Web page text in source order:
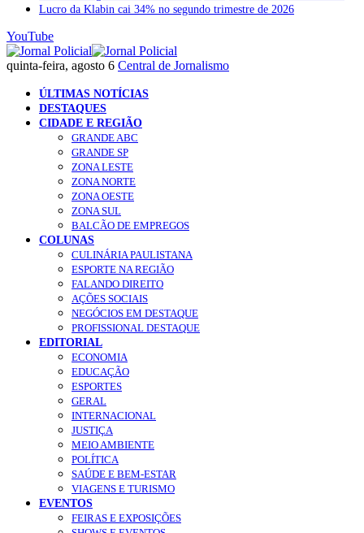
Lucro da Klabin cai 34% no segundo trimestre de 2026
YouTube
quinta-feira, agosto 6 Central de Jornalismo
ÚLTIMAS NOTÍCIAS
DESTAQUES
CIDADE E REGIÃO
GRANDE ABC
GRANDE SP
ZONA LESTE
ZONA NORTE
ZONA OESTE
ZONA SUL
BALCÃO DE EMPREGOS
COLUNAS
CULINÁRIA PAULISTANA
ESPORTE NA REGIÃO
FALANDO DIREITO
AÇÕES SOCIAIS
NEGÓCIOS EM DESTAQUE
PROFISSIONAL DESTAQUE
EDITORIAL
ECONOMIA
EDUCAÇÃO
ESPORTES
GERAL
INTERNACIONAL
JUSTIÇA
MEIO AMBIENTE
POLÍTICA
SAÚDE E BEM-ESTAR
VIAGENS E TURISMO
EVENTOS
FEIRAS E EXPOSIÇÕES